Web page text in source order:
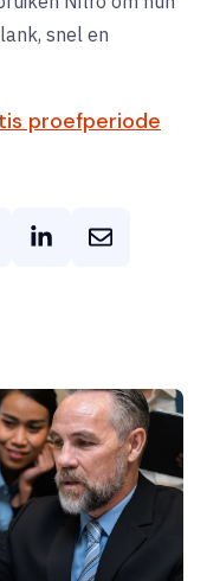
snel en
proefperiode